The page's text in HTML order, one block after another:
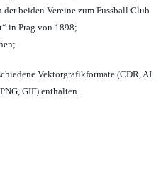
der beiden Vereine zum Fussball Club
in Prag von 1898;
Vektorgrafikformate (CDR, AI
GIF) enthalten.